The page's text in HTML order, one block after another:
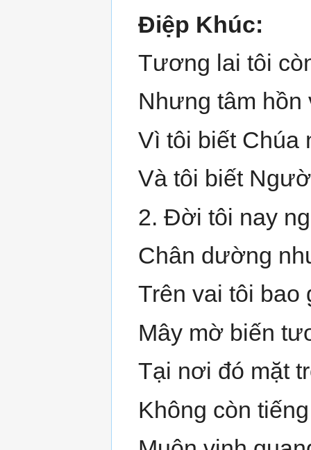
Điệp Khúc:
Tương lai tôi
Nhưng tâm hồn
Vì tôi biết Chúa
Và tôi biết
2. Đời tôi nay
Chân dường
Trên vai tôi bao
Mây mờ biến
Tại nơi đó mặt
Không còn